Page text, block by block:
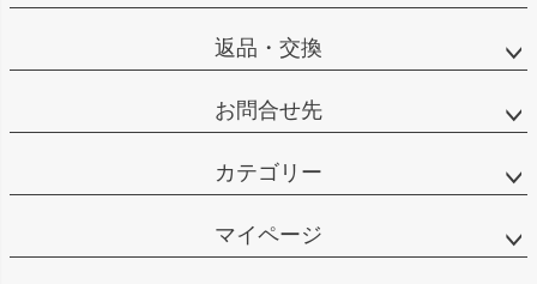
返品・交換
お問合せ先
カテゴリー
マイページ